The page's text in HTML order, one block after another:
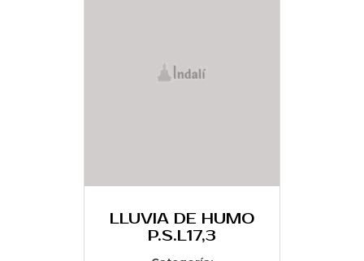
LLUVIA DE HUMO
P.S.L17,3